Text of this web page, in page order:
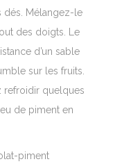
dés. Mélangez-le
des doigts. Le
d’un sable
sur les fruits.
refroidir quelques
de piment en